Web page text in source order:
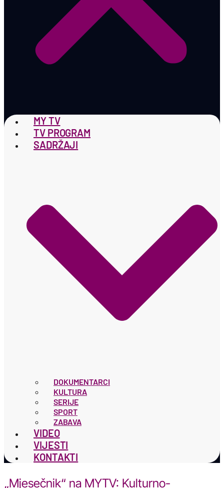
MY TV
TV PROGRAM
SADRŽAJI
DOKUMENTARCI
KULTURA
SERIJE
SPORT
ZABAVA
VIDEO
VIJESTI
KONTAKTI
„Mjesečnik“ na MYTV: Kulturno-